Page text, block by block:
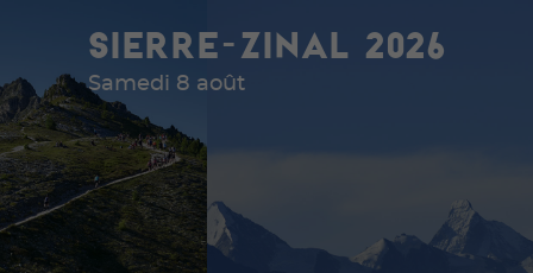
SIERRE-ZINAL 2026
Samedi 8 août